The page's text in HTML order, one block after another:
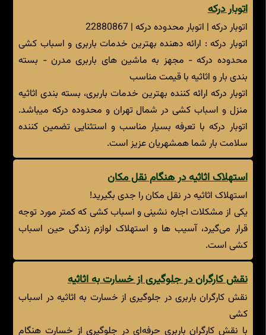
اتوبار درکه
اتوبار درکه | اتوبار محدوده درکه | 22880867
اتوبار درکه : ارائه دهنده بهترین خدمات باربری و اسباب کشی
محدوده درکه - مجهز به ماشین های باربری مدرن - بسته
بندی بار و اثاثیه با قیمت مناسب
اتوبار درکه ارائه کننده بهترین خدمات باربری، بسته بندی اثاثیه
منزل و اسباب کشی در شمال تهران و محدوده درکه میباشد.
اتوبار درکه با تعرفه بسیار مناسب و استثنایی تضمین کننده
سلامت بار شما همشهریان عزیز است.
استهلاک اثاثیه در هنگام نقل مکان
استهلاک اثاثیه در نقل مکان را جدی بگیرید!
یکی از مشکلات اجاره نشینی و اسباب کشی که کمتر مورد توجه
قرار می‌گیرد، آسیب ها و استهلاک لوازم زندگی حین اسباب
کشی است.
نقش کارگران در جلوگیری از خسارت به اثاثیه
نقش کارگران باربری در جلوگیری از خسارت به اثاثیه در اسباب
کشی
با نقش کارگران باربری حرفه‌ای در جلوگیری از خسارت هنگام